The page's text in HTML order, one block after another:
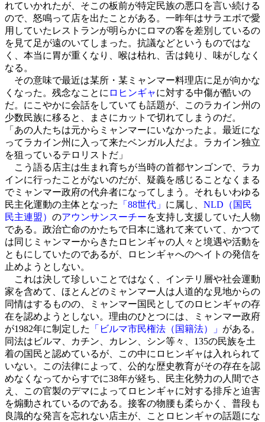
れていかれたが、そこの板前が特定民族の悪口を言い続ける
ので、怒鳴って店を出たことがある。一昨年はサラエボで愛
用していたレストランが明らかにロマの客を差別しているの
を見て足が遠のいてしまった。抗議などというものではな
く、本当に胃が重くなり、喉は枯れ、舌は鈍り、味がしなく
なる。
その意味で最近は某所・某ミャンマー料理店に足が向かな
くなった。残念なことに ロヒンギャに対する中傷が酷いの
だ。にこやかに会話をしていても話題が、このラカイン州の
少数民族に移ると、まさにカットで切れてしまうのだ。
「あの人たちは元からミャンマーにいなかったよ。最近にな
ってラカイン州に入って来たベンガル人だよ。ラカイン独立
を狙っているテロリストだ」
こう語る店主は生まれ育ちが当時の首都ヤンゴンで、ラカ
インに行ったことがないのだが、疑義を感じることなくまる
でミャンマー政府の代弁者になってしまう。それもいわゆる
民主化運動の主体となった
「88世代」 に属し、 NLD（国民
民主連盟） のアウンサンスーチーを支持し支援していた人物
である。政治亡命のかたちで日本に逃れて来ていて、かつて
は同じミャンマーからきたロヒンギャの人々と境遇や活動を
ともにしていたのであるが、ロヒンギャへのヘイトの発信を
止めようとしない。
これは決して珍しいことではなく、インテリ層や社会運動
家を含めて、ほとんどのミャンマー人は人道的な見地からの
同情はするものの、ミャンマー国民としてのロヒンギャの存
在を認めようとしない。理由のひとつには、ミャンマー政府
が1982年に制定した
「ビルマ市民権法（国籍法）」 がある。
同法はビルマ、カチン、カレン、シン等々、135の民族を土
着の国民と認めているが、この中にロヒンギャは入れられて
いない。この法律によって、公的な歴史教育がその存在を認
めなくなってからすでに38年が経ち、民主化勢力の人間でさ
え、この官製のデマによってロヒンギャに対する排斥と迫害
を煽動されているのである。接客の物腰も柔らかく、普段も
良識的な発言を忘れない店主が、ことロヒンギャの話題にな